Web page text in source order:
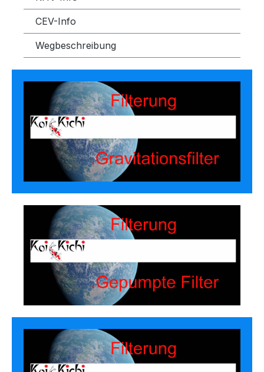
CEV-Info
Wegbeschreibung